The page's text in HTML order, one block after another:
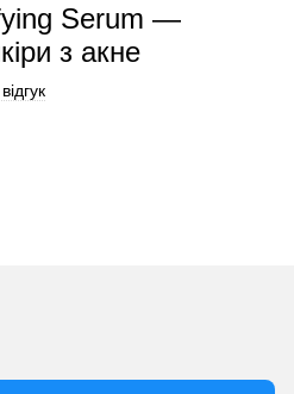
Serum —
з акне